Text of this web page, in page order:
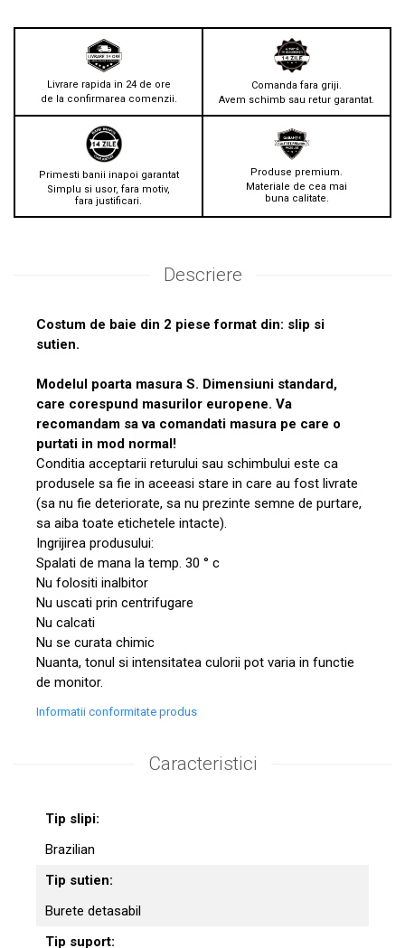
Livrare rapida in 24 de ore
de la confirmarea comenzii.
Comanda fara griji.
Avem schimb sau retur garantat.
Primesti banii inapoi garantat
Simplu si usor, fara motiv,
fara justificari.
Produse premium.
Materiale de cea mai
buna calitate.
Descriere
Costum de baie din 2 piese format din: slip si
sutien.
Modelul poarta masura S. Dimensiuni standard,
care corespund masurilor europene. Va
recomandam sa va comandati masura pe care o
purtati in mod normal!
Conditia acceptarii returului sau schimbului este ca
produsele sa fie in aceeasi stare in care au fost livrate
(sa nu fie deteriorate, sa nu prezinte semne de purtare,
sa aiba toate etichetele intacte).
Ingrijirea produsului:
Spalati de mana la temp. 30 ° c
Nu folositi inalbitor
Nu uscati prin centrifugare
Nu calcati
Nu se curata chimic
Nuanta, tonul si intensitatea culorii pot varia in functie
de monitor.
Informatii conformitate produs
Caracteristici
Tip slipi:
Brazilian
Tip sutien:
Burete detasabil
Tip suport: